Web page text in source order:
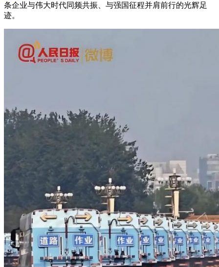
条企业与伟大时代同频共振、与强国征程并肩前行的光辉足
迹。